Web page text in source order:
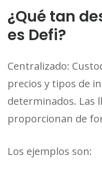
¿Qué tan
es Defi?
Centralizado:
precios y tipos de
determinados. Las
proporcionan de
Los ejemplos son: